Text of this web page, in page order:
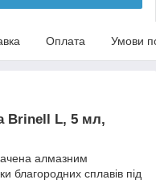
Оплата Умови
Brinell L, 5 мл,
алмазним
благородних сплавів під